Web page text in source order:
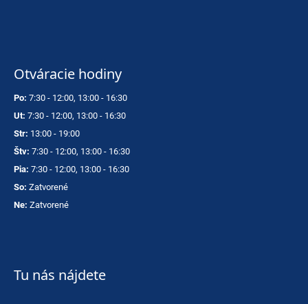
Otváracie hodiny
Po: 7:30 - 12:00, 13:00 - 16:30
Ut: 7:30 - 12:00, 13:00 - 16:30
Str: 13:00 - 19:00
Štv: 7:30 - 12:00, 13:00 - 16:30
Pia: 7:30 - 12:00, 13:00 - 16:30
So: Zatvorené
Ne: Zatvorené
Tu nás nájdete